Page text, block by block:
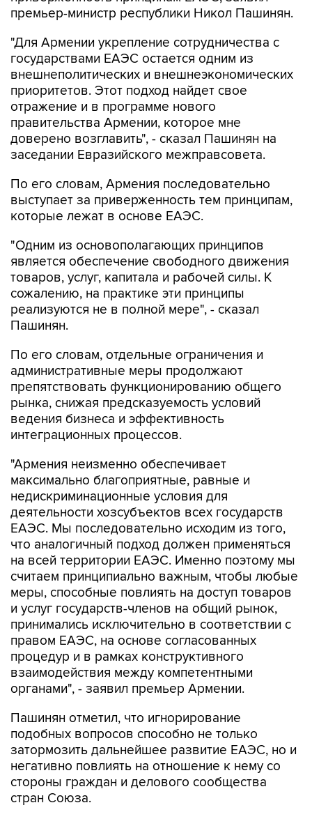
премьер-министр республики Никол Пашинян.
"Для Армении укрепление сотрудничества с
государствами ЕАЭС остается одним из
внешнеполитических и внешнеэкономических
приоритетов. Этот подход найдет свое
отражение и в программе нового
правительства Армении, которое мне
доверено возглавить", - сказал Пашинян на
заседании Евразийского межправсовета.
По его словам, Армения последовательно
выступает за приверженность тем принципам,
которые лежат в основе ЕАЭС.
"Одним из основополагающих принципов
является обеспечение свободного движения
товаров, услуг, капитала и рабочей силы. К
сожалению, на практике эти принципы
реализуются не в полной мере", - сказал
Пашинян.
По его словам, отдельные ограничения и
административные меры продолжают
препятствовать функционированию общего
рынка, снижая предсказуемость условий
ведения бизнеса и эффективность
интеграционных процессов.
"Армения неизменно обеспечивает
максимально благоприятные, равные и
недискриминационные условия для
деятельности хозсубъектов всех государств
ЕАЭС. Мы последовательно исходим из того,
что аналогичный подход должен применяться
на всей территории ЕАЭС. Именно поэтому мы
считаем принципиально важным, чтобы любые
меры, способные повлиять на доступ товаров
и услуг государств-членов на общий рынок,
принимались исключительно в соответствии с
правом ЕАЭС, на основе согласованных
процедур и в рамках конструктивного
взаимодействия между компетентными
органами", - заявил премьер Армении.
Пашинян отметил, что игнорирование
подобных вопросов способно не только
затормозить дальнейшее развитие ЕАЭС, но и
негативно повлиять на отношение к нему со
стороны граждан и делового сообщества
стран Союза.